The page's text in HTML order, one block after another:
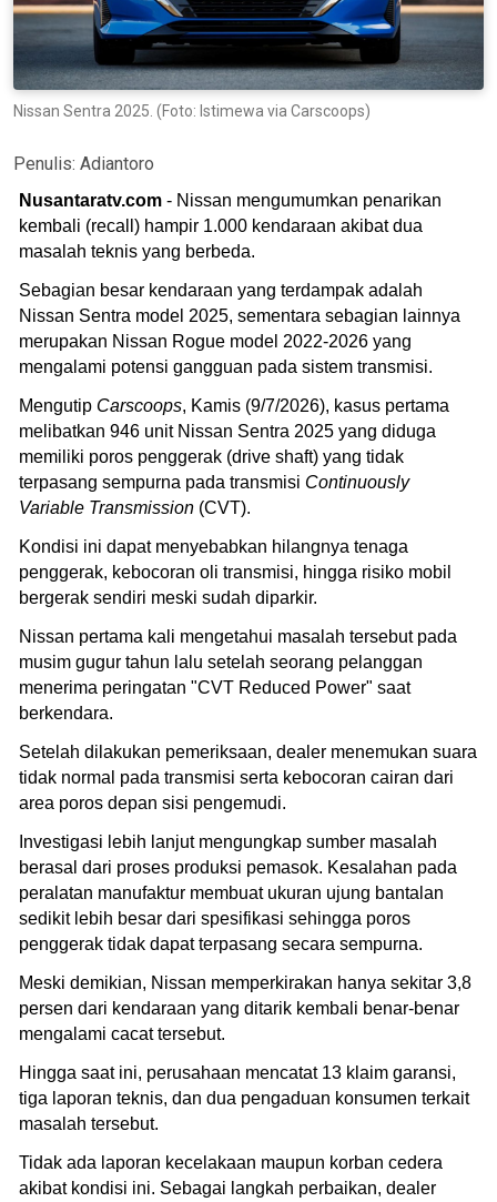
Nissan Sentra 2025. (Foto: Istimewa via Carscoops)
Penulis: Adiantoro
Nusantaratv.com - Nissan mengumumkan penarikan
kembali (recall) hampir 1.000 kendaraan akibat dua
masalah teknis yang berbeda.
Sebagian besar kendaraan yang terdampak adalah
Nissan Sentra model 2025, sementara sebagian lainnya
merupakan Nissan Rogue model 2022-2026 yang
mengalami potensi gangguan pada sistem transmisi.
Mengutip Carscoops, Kamis (9/7/2026), kasus pertama
melibatkan 946 unit Nissan Sentra 2025 yang diduga
memiliki poros penggerak (drive shaft) yang tidak
terpasang sempurna pada transmisi Continuously
Variable Transmission (CVT).
Kondisi ini dapat menyebabkan hilangnya tenaga
penggerak, kebocoran oli transmisi, hingga risiko mobil
bergerak sendiri meski sudah diparkir.
Nissan pertama kali mengetahui masalah tersebut pada
musim gugur tahun lalu setelah seorang pelanggan
menerima peringatan "CVT Reduced Power" saat
berkendara.
Setelah dilakukan pemeriksaan, dealer menemukan suara
tidak normal pada transmisi serta kebocoran cairan dari
area poros depan sisi pengemudi.
Investigasi lebih lanjut mengungkap sumber masalah
berasal dari proses produksi pemasok. Kesalahan pada
peralatan manufaktur membuat ukuran ujung bantalan
sedikit lebih besar dari spesifikasi sehingga poros
penggerak tidak dapat terpasang secara sempurna.
Meski demikian, Nissan memperkirakan hanya sekitar 3,8
persen dari kendaraan yang ditarik kembali benar-benar
mengalami cacat tersebut.
Hingga saat ini, perusahaan mencatat 13 klaim garansi,
tiga laporan teknis, dan dua pengaduan konsumen terkait
masalah tersebut.
Tidak ada laporan kecelakaan maupun korban cedera
akibat kondisi ini. Sebagai langkah perbaikan, dealer